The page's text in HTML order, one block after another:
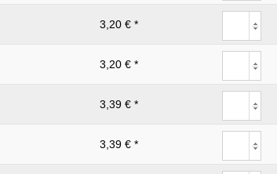
3,20 € *
3,20 € *
3,39 € *
3,39 € *